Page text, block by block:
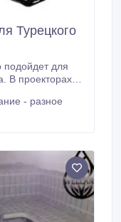
Турецкого
подойдет для
В проекторах
что
000 часов (~
- разное